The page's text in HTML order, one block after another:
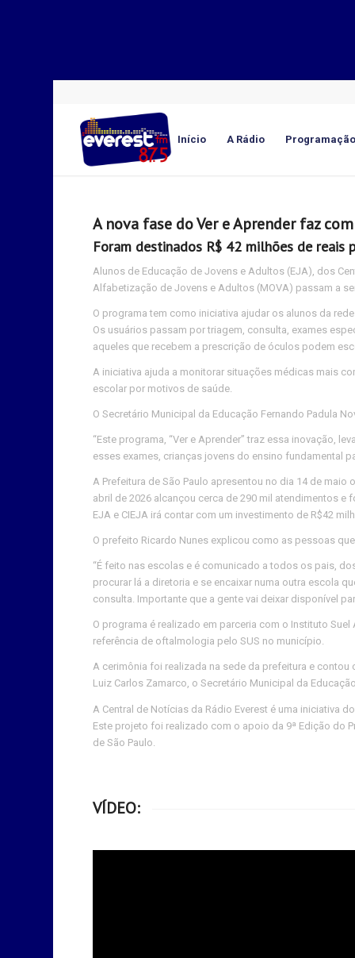
Início A Rádio Programação
A nova fase do Ver e Aprender faz
Foram destinados R$ 42 milhões de reais
Alunos de Educação de Jovens e Adultos (EJA), dos
Alfabetização de Jovens e Adultos (MOVA) passam a
O programa tem como iniciativa ajudar os alunos da
Os usuários passam por triagem, consulta, exames
aqueles que recebem a prescrição de óculos podem
A iniciativa ajuda a monitorar situações médicas mais
escolar por motivos de saúde.
O Secretário Municipal da Educação Fernando Padula
“Este programa, “Ver e Aprender” traz essa inovação,
esses exames, crianças jovens do ensino fundamental
A Prefeitura de São Paulo apresentou no dia 14 de
abril de 2026 alcançou cerca de 290 mil atendimentos
EJA e CIEJA irá contar com um investimento de R$42
O prefeito Ricardo Nunes explicou como as pessoas
“É feito nas escolas e é comunicado a todos os pais,
procurar lá a diretoria e se encaixar numa outra escola
consulta. Importante que a gente vai deixar disponível
O programa é realizado em parceria com o Instituto
referência de oftalmologia pelo SUS no município.
A cerimônia foi realizada na sede da prefeitura e
Luiz Carlos Zamarco, o Secretário Municipal da
A Central de Notícias da Rádio Everest é uma iniciativa
Este projeto foi realizado com o apoio da 9ª Edição do
de São Paulo.
VÍDEO: